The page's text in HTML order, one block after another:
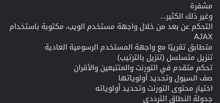
مشفرة
وغير ذلك الكثير...
التحكم عن بعد من خلال واجهة مستخدم الويب، مكتوبة باستخدام
AJAX
متطابق تقريبًا مع واجهة المستخدم الرسومية العادية
تنزيل متسلسل (تنزيل بالترتيب)
تحكم متقدم في التورنت والمتتبعين والأقران
صف السيول وتحديد أولوياتها
اختيار محتوى التورنت وتحديد أولوياته
جدولة النطاق الترددي